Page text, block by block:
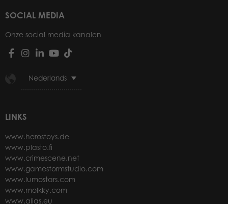
SOCIAL MEDIA
Onze social media kanalen
Nederlands
LINKS
www.herostoys.de
www.plasto.fi
www.crimescene.net
www.gamestormstudio.com
www.lumostars.com
www.molkky.com
www.alias.eu